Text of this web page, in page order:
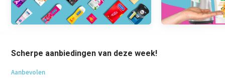
Scherpe aanbiedingen van deze week!
Aanbevolen